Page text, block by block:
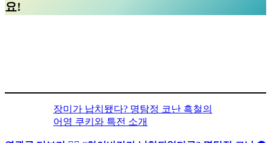
요!
장미가 납치됐다? 명탐정 코난 흑철의
어영 쿠키와 특전 소개